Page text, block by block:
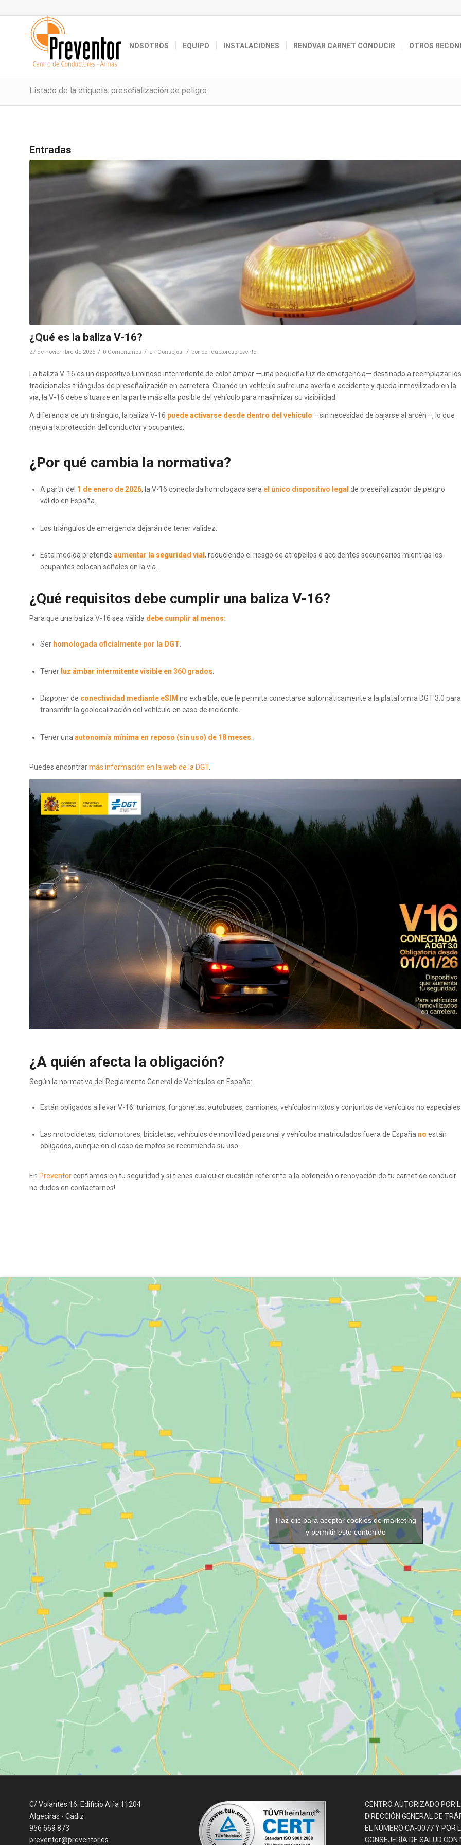
NOSOTROS EQUIPO INSTALACIONES RENOVAR CARNET CONDUCIR OTROS
Listado de la etiqueta: preseñalización de peligro
Entradas
¿Qué es la baliza V-16?
27 de noviembre de 2025 / 0 Comentarios / en Consejos / por conductorespreventor
La baliza V-16 es un dispositivo luminoso intermitente de color ámbar —una pequeña luz de emergencia— destinado a reemplazar los
tradicionales triángulos de preseñalización en carretera. Cuando un vehículo sufre una avería o accidente y queda inmovilizado en la
vía, la V-16 debe situarse en la parte más alta posible del vehículo para maximizar su visibilidad.
A diferencia de un triángulo, la baliza V-16 puede activarse desde dentro del vehículo —sin necesidad de bajarse al arcén—, lo que
mejora la protección del conductor y ocupantes.
¿Por qué cambia la normativa?
A partir del 1 de enero de 2026, la V-16 conectada homologada será el único dispositivo legal de preseñalización de peligro
válido en España.
Los triángulos de emergencia dejarán de tener validez.
Esta medida pretende aumentar la seguridad vial , reduciendo el riesgo de atropellos o accidentes secundarios mientras los
ocupantes colocan señales en la vía.
¿Qué requisitos debe cumplir una baliza V-16?
Para que una baliza V-16 sea válida debe cumplir al menos:
Ser homologada oficialmente por la DGT
Tener luz ámbar intermitente visible en 360 grados
Disponer de conectividad mediante eSIM no extraíble, que le permita conectarse automáticamente a la plataforma DGT 3.0 para
transmitir la geolocalización del vehículo en caso de incidente.
Tener unaautonomía mínima en reposo (sin uso) de 18 meses.
Puedes encontrarmás información en la web de la DGT.
¿A quién afecta la obligación?
Según la normativa del Reglamento General de Vehículos en España:
Están obligados a llevar V-16: turismos, furgonetas, autobuses, camiones, vehículos mixtos y conjuntos de vehículos no
Las motocicletas, ciclomotores, bicicletas, vehículos de movilidad personal y vehículos matriculados fuera de España no están
obligados, aunque en el caso de motos se recomienda su uso.
En Preventorconfiamos en tu seguridad y si tienes cualquier cuestión referente a la obtención o renovación de tu carnet de conducir
no dudes en contactarnos!
Haz clic para aceptar cookies de marketing
y permitir este contenido
C/ Volantes 16. Edificio Alfa 11204
Algeciras - Cádiz
956 669 873
preventor@preventor.es
CENTRO AUTORIZADO POR
DIRECCIÓN GENERAL DE
EL NÚMERO CA-0077 Y POR
CONSEJERÍA DE SALUD CON